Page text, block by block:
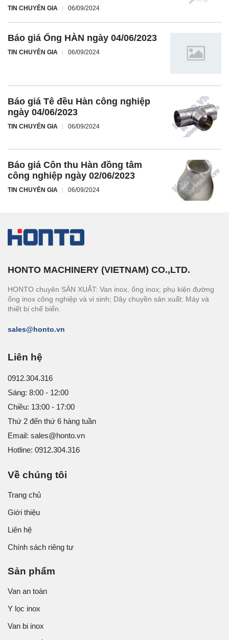
TIN CHUYÊN GIA 06/09/2024
Báo giá Ống HÀN ngày 04/06/2023
TIN CHUYÊN GIA 06/09/2024
Báo giá Tê đều Hàn công nghiệp
ngày 04/06/2023
TIN CHUYÊN GIA 06/09/2024
Báo giá Côn thu Hàn đồng tâm
công nghiệp ngày 02/06/2023
TIN CHUYÊN GIA 06/09/2024
HONTO MACHINERY (VIETNAM) CO.,LTD.
HONTO chuyên SẢN XUẤT: Van inox, ống inox; phụ kiện đường
ống inox công nghiệp và vi sinh; Dây chuyền sản xuất: Máy và
thiết bị chế biến.
sales@honto.vn
Liên hệ
0912.304.316
Sáng: 8:00 - 12:00
Chiều: 13:00 - 17:00
Thứ 2 đến thứ 6 hàng tuần
Email: sales@honto.vn
Hotline: 0912.304.316
Về chúng tôi
Trang chủ
Giới thiệu
Liên hệ
Chính sách riêng tư
Sản phẩm
Van an toàn
Y lọc inox
Van bi inox